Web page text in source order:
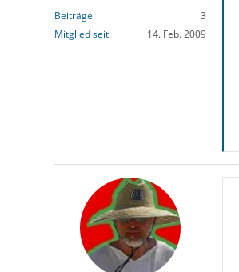
Beiträge
3
Mitglied seit
14. Feb. 2009